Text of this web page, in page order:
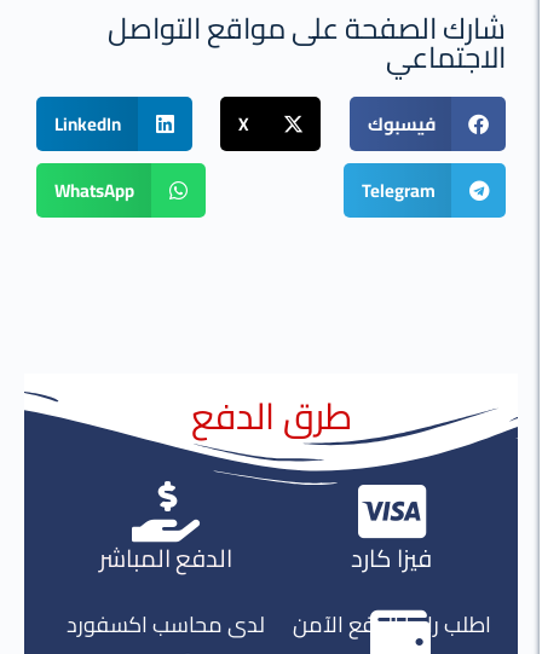
الصفحة على مواقع التواصل
فيسبوك X
LinkedIn
Telegram
WhatsApp
طرق الدفع
الدفع المباشر
لدى محاسب اكسفورد
فيزا كارد
رابط الدفع الآمن